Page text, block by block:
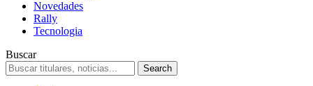
Novedades
Rally
Tecnologia
Buscar